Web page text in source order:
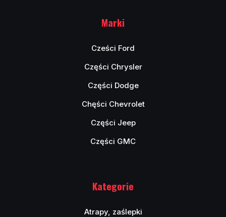
Marki
Cześci Ford
Części Chrysler
Części Dodge
Chęści Chevrolet
Części Jeep
Części GMC
Kategorie
Atrapy, zaślepki